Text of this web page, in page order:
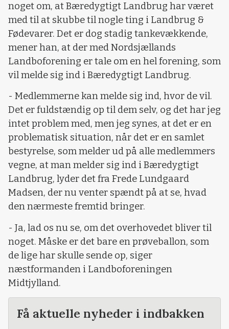
noget om, at Bæredygtigt Landbrug har været
med til at skubbe til nogle ting i Landbrug &
Fødevarer. Det er dog stadig tankevækkende,
mener han, at der med Nordsjællands
Landboforening er tale om en hel forening, som
vil melde sig ind i Bæredygtigt Landbrug.
- Medlemmerne kan melde sig ind, hvor de vil.
Det er fuldstændig op til dem selv, og det har jeg
intet problem med, men jeg synes, at det er en
problematisk situation, når det er en samlet
bestyrelse, som melder ud på alle medlemmers
vegne, at man melder sig ind i Bæredygtigt
Landbrug, lyder det fra Frede Lundgaard
Madsen, der nu venter spændt på at se, hvad
den nærmeste fremtid bringer.
- Ja, lad os nu se, om det overhovedet bliver til
noget. Måske er det bare en prøveballon, som
de lige har skulle sende op, siger
næstformanden i Landboforeningen
Midtjylland.
Få aktuelle nyheder i indbakken